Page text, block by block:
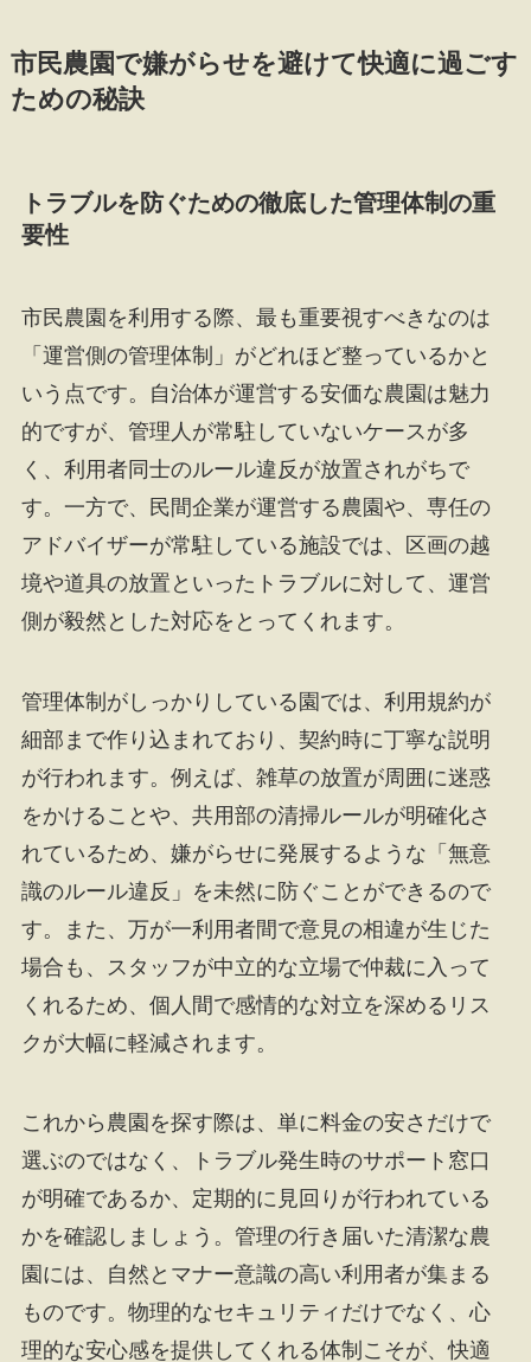
市民農園で嫌がらせを避けて快適に過ごす
ための秘訣
トラブルを防ぐための徹底した管理体制の重
要性
市民農園を利用する際、最も重要視すべきなのは
「運営側の管理体制」がどれほど整っているかと
いう点です。自治体が運営する安価な農園は魅力
的ですが、管理人が常駐していないケースが多
く、利用者同士のルール違反が放置されがちで
す。一方で、民間企業が運営する農園や、専任の
アドバイザーが常駐している施設では、区画の越
境や道具の放置といったトラブルに対して、運営
側が毅然とした対応をとってくれます。
管理体制がしっかりしている園では、利用規約が
細部まで作り込まれており、契約時に丁寧な説明
が行われます。例えば、雑草の放置が周囲に迷惑
をかけることや、共用部の清掃ルールが明確化さ
れているため、嫌がらせに発展するような「無意
識のルール違反」を未然に防ぐことができるので
す。また、万が一利用者間で意見の相違が生じた
場合も、スタッフが中立的な立場で仲裁に入って
くれるため、個人間で感情的な対立を深めるリス
クが大幅に軽減されます。
これから農園を探す際は、単に料金の安さだけで
選ぶのではなく、トラブル発生時のサポート窓口
が明確であるか、定期的に見回りが行われている
かを確認しましょう。管理の行き届いた清潔な農
園には、自然とマナー意識の高い利用者が集まる
ものです。物理的なセキュリティだけでなく、心
理的な安心感を提供してくれる体制こそが、快適